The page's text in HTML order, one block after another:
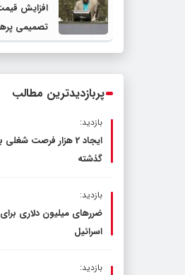
افزایش
تصمیمی
دولت،
پربازدیدترین مطالب
بازدید:
گذشته
بازدید:
ضررهای میلیون دلاری
اسرائیل
بازدید: